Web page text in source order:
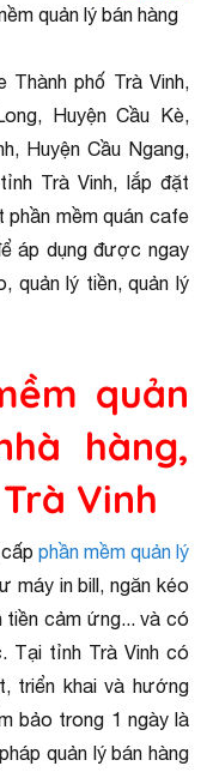
quản lý bán hàng
Thành phố Trà Vinh,
Huyện Cầu Kè,
Huyện Cầu Ngang,
Trà Vinh, lắp đặt
mềm quán cafe
áp dụng được ngay
quản lý tiền, quản lý
quản
hàng,
Vinh
phần mềm quản lý
máy in bill, ngăn kéo
tiền cảm ứng... và có
Tại tỉnh Trà Vinh có
triển khai và hướng
bảo trong 1 ngày là
quản lý bán hàng